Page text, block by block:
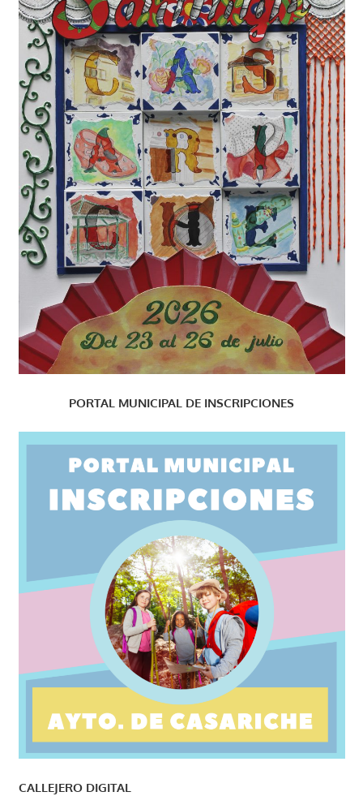
PORTAL MUNICIPAL DE INSCRIPCIONES
CALLEJERO DIGITAL